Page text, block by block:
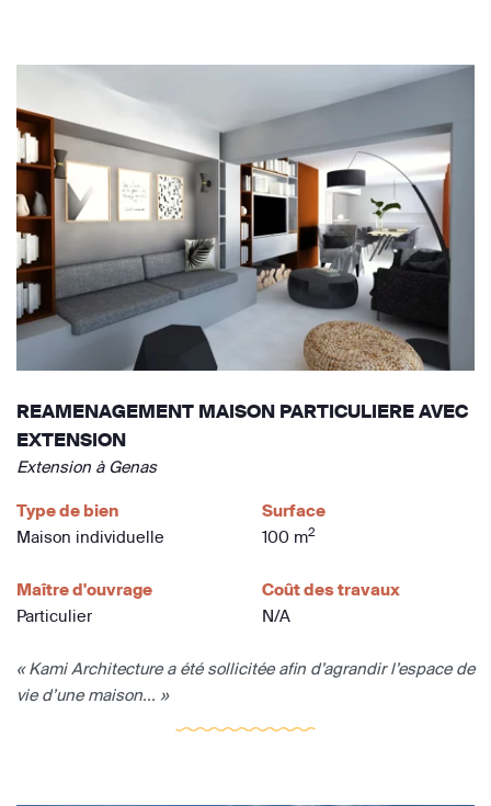
REAMENAGEMENT MAISON PARTICULIERE AVEC
EXTENSION
Extension à Genas
Type de bien
Maison individuelle
Surface
100 m2
Maître d'ouvrage
Particulier
Coût des travaux
N/A
« Kami Architecture a été sollicitée afin d’agrandir l’espace de
vie d’une maison... »